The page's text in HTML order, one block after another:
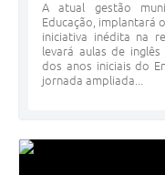
A atual gestão
Educação, implantará
iniciativa inédita na
levará aulas de
dos anos iniciais do
jornada ampliada...